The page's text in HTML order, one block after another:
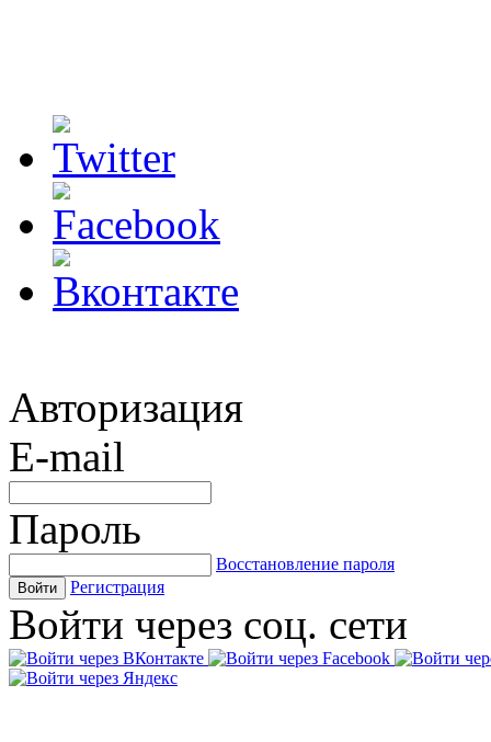
Авторизация
E-mail
Пароль
Восстановление пароля
Войти Регистрация
Войти через соц. сети